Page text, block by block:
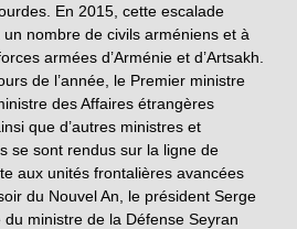
En 2015, cette escalade
nombre de civils arméniens et à
armées d’Arménie et d’Artsakh.
de l’année, le Premier ministre
des Affaires étrangères
que d’autres ministres et
se sont rendus sur la ligne de
aux unités frontalières avancées
du Nouvel An, le président Serge
ministre de la Défense Seyran